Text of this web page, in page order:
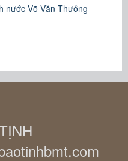
nước Võ Văn Thưởng